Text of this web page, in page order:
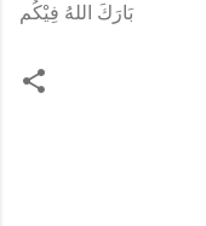
بَارَكَ اللهُ فِيْكُم